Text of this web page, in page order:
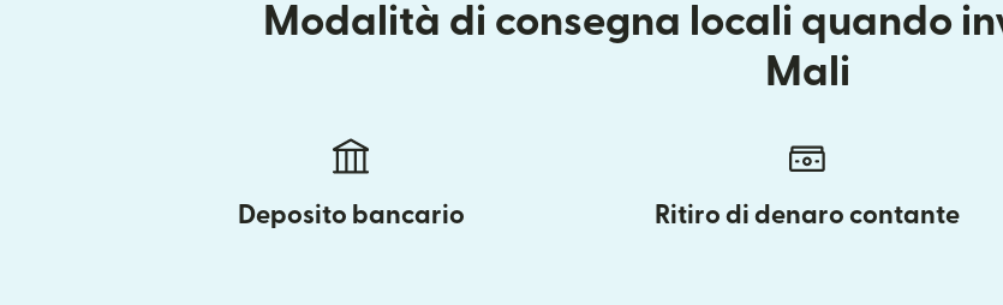
Modalità di consegna locali quando
Mali
Deposito bancario Ritiro di denaro contante